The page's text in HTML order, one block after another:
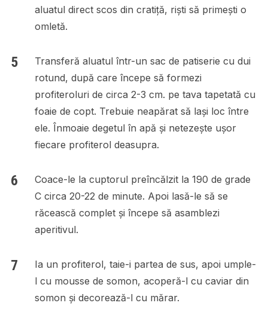
aluatul direct scos din cratiță, riști să primești o
omletă.
Transferă aluatul într-un sac de patiserie cu dui
rotund, după care începe să formezi
profiteroluri de circa 2-3 cm. pe tava tapetată cu
foaie de copt. Trebuie neapărat să lași loc între
ele. Înmoaie degetul în apă și netezește ușor
fiecare profiterol deasupra.
Coace-le la cuptorul preîncălzit la 190 de grade
C circa 20-22 de minute. Apoi lasă-le să se
răcească complet și începe să asamblezi
aperitivul.
Ia un profiterol, taie-i partea de sus, apoi umple-
l cu mousse de somon, acoperă-l cu caviar din
somon și decorează-l cu mărar.